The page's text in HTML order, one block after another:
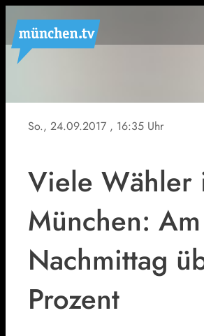
So., 24.09.2017 , 16:35 Uhr
Viele Wähler
München:
Nachmittag
Prozent